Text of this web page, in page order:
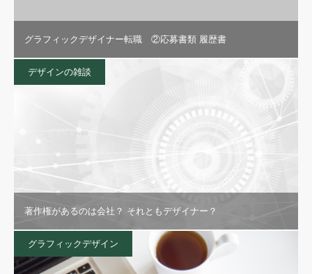
グラフィックデザイナー転職 ②応募書類 履歴書
デザインの雑談
著作権があるのは会社？ それともデザイナー？
グラフィックデザイン